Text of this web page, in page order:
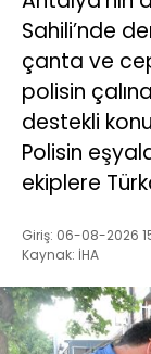
Sahili’nde
çanta ve
polisin
destekli
Polisin
ekiplere
Giriş: 06-08-2026
Kaynak: İHA